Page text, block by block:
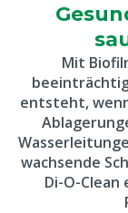
Mit
entsteht,
wachsende
Di-O-